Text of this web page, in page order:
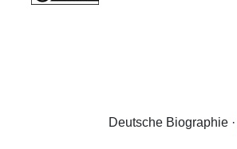
Deutsche Biographie ·